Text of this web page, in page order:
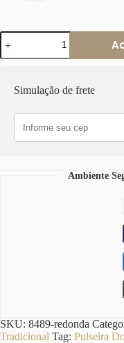
Pulseira
Elo
Redondo
Ouro
Aço
Fecho
Ímã
Simulação de frete
Ambiente
SKU: 8489-redonda
Tradicional Tag: Pulseira